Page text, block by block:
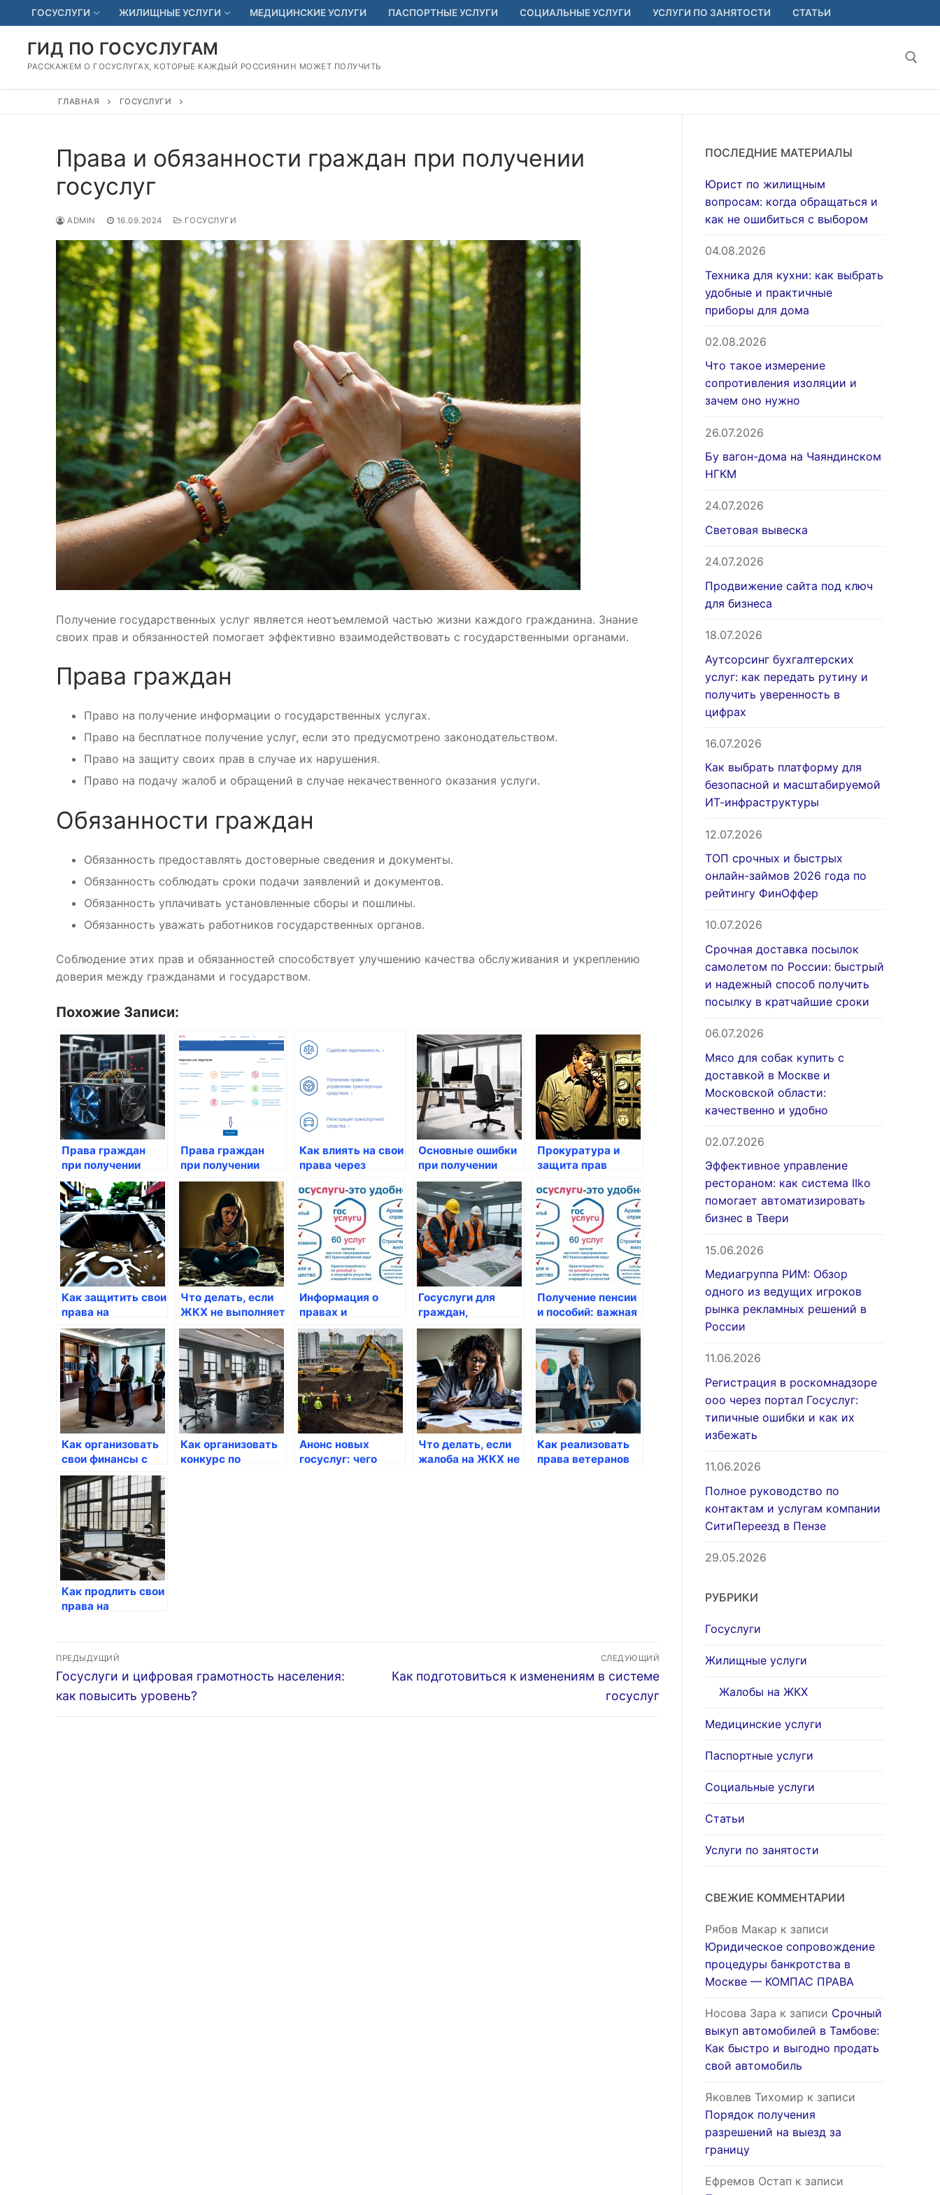
Перейти
к
содержимому
ГОСУСЛУГИ ЖИЛИЩНЫЕ УСЛУГИ МЕДИЦИНСКИЕ УСЛУГИ ПАСПОРТНЫЕ УСЛУГИ СОЦИАЛЬНЫЕ УСЛУГИ УСЛУГИ ПО ЗАНЯТОСТИ СТАТЬИ
ГИД ПО ГОСУСЛУГАМ
РАССКАЖЕМ О ГОСУСЛУГАХ, КОТОРЫЕ КАЖДЫЙ РОССИЯНИН МОЖЕТ ПОЛУЧИТЬ
ГЛАВНАЯ ГОСУСЛУГИ
Права и обязанности граждан при получении
госуслуг
ADMIN 16.09.2024 ГОСУСЛУГИ
Получение государственных услуг является неотъемлемой частью жизни каждого гражданина. Знание
своих прав и обязанностей помогает эффективно взаимодействовать с государственными органами.
Права граждан
Право на получение информации о государственных услугах.
Право на бесплатное получение услуг, если это предусмотрено законодательством.
Право на защиту своих прав в случае их нарушения.
Право на подачу жалоб и обращений в случае некачественного оказания услуги.
Обязанности граждан
Обязанность предоставлять достоверные сведения и документы.
Обязанность соблюдать сроки подачи заявлений и документов.
Обязанность уплачивать установленные сборы и пошлины.
Обязанность уважать работников государственных органов.
Соблюдение этих прав и обязанностей способствует улучшению качества обслуживания и укреплению
доверия между гражданами и государством.
Похожие Записи:
Права граждан
при получении
госуслуг: что
нужно знать
Права граждан
при получении
услуг через
Госуслуги
Как влиять на свои
права через
госуслуги
Основные ошибки
при получении
госуслуг и как их
избежать
Прокуратура и
защита прав
граждан: какие
варианты есть
Как защитить свои
права на
собственность
через госуслуги
Что делать, если
ЖКХ не выполняет
свои обязанности
по договору
Информация о
правах и
гарантиях
работников
Госуслуги для
граждан,
уехавших за
границу:
возможности
Получение пенсии
и пособий: важная
информация для
граждан России
Как организовать
свои финансы с
помощью госуслуг
Как организовать
конкурс по
Анонс новых
госуслуг: чего
Что делать, если
жалоба на ЖКХ не
Как реализовать
права ветеранов
Как продлить свои
права на
через Госуслуги
Навигация
по
записям
ПРЕДЫДУЩИЙ
Предыдущая
запись:
Госуслуги и цифровая грамотность населения:
как повысить уровень?
СЛЕДУЮЩИЙ
Следующая
Как подготовиться к изменениям в системе
госуслуг
ПОСЛЕДНИЕ МАТЕРИАЛЫ
Юрист по жилищным
вопросам: когда обращаться и
как не ошибиться с выбором
04.08.2026
Техника для кухни: как выбрать
удобные и практичные
приборы для дома
02.08.2026
Что такое измерение
сопротивления изоляции и
зачем оно нужно
26.07.2026
Бу вагон-дома на Чаяндинском
НГКМ
24.07.2026
Световая вывеска
24.07.2026
Продвижение сайта под ключ
для бизнеса
18.07.2026
Аутсорсинг бухгалтерских
услуг: как передать рутину и
получить уверенность в
цифрах
16.07.2026
Как выбрать платформу для
безопасной и масштабируемой
ИТ-инфраструктуры
12.07.2026
ТОП срочных и быстрых
онлайн-займов 2026 года по
рейтингу ФинОффер
10.07.2026
Срочная доставка посылок
самолетом по России: быстрый
и надежный способ получить
посылку в кратчайшие сроки
06.07.2026
Мясо для собак купить с
доставкой в Москве и
Московской области:
качественно и удобно
02.07.2026
Эффективное управление
рестораном: как система IIko
помогает автоматизировать
бизнес в Твери
15.06.2026
Медиагруппа РИМ: Обзор
одного из ведущих игроков
рынка рекламных решений в
России
11.06.2026
Регистрация в роскомнадзоре
ооо через портал Госуслуг:
типичные ошибки и как их
избежать
11.06.2026
Полное руководство по
контактам и услугам компании
СитиПереезд в Пензе
29.05.2026
РУБРИКИ
Госуслуги
Жилищные услуги
Жалобы на ЖКХ
Медицинские услуги
Паспортные услуги
Социальные услуги
Статьи
Услуги по занятости
СВЕЖИЕ КОММЕНТАРИИ
Рябов Макар к записи
Юридическое сопровождение
процедуры банкротства в
Москве — КОМПАС ПРАВА
Носова Зара к записи Срочный
выкуп автомобилей в Тамбове:
Как быстро и выгодно продать
свой автомобиль
Яковлев Тихомир к записи
Порядок получения
разрешений на выезд за
границу
Ефремов Остап к записи